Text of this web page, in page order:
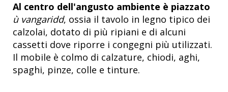
Al centro dell'angusto ambiente è piazzato
ù vangaridd, ossia il tavolo in legno tipico dei
calzolai, dotato di più ripiani e di alcuni
cassetti dove riporre i congegni più utilizzati.
Il mobile è colmo di calzature, chiodi, aghi,
spaghi, pinze, colle e tinture.